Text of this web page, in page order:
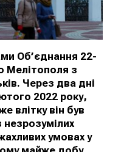
Об’єднання 22-
Мелітополя з
Через два дні
2022 року,
влітку він був
умовах у